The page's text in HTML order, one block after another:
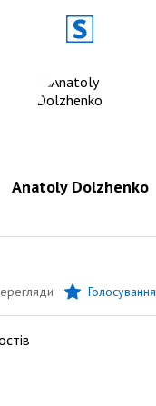
Anatoly Dolzhenko
Голосування